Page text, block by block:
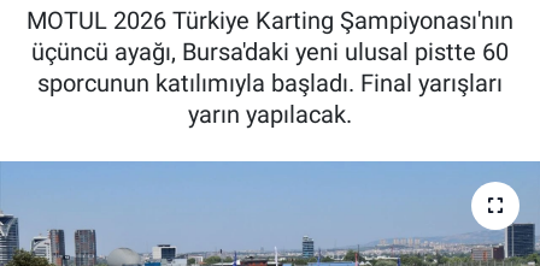
MOTUL 2026 Türkiye Karting Şampiyonası'nın
üçüncü ayağı, Bursa'daki yeni ulusal pistte 60
sporcunun katılımıyla başladı. Final yarışları
yarın yapılacak.
FUTBOL
BASKETBOL